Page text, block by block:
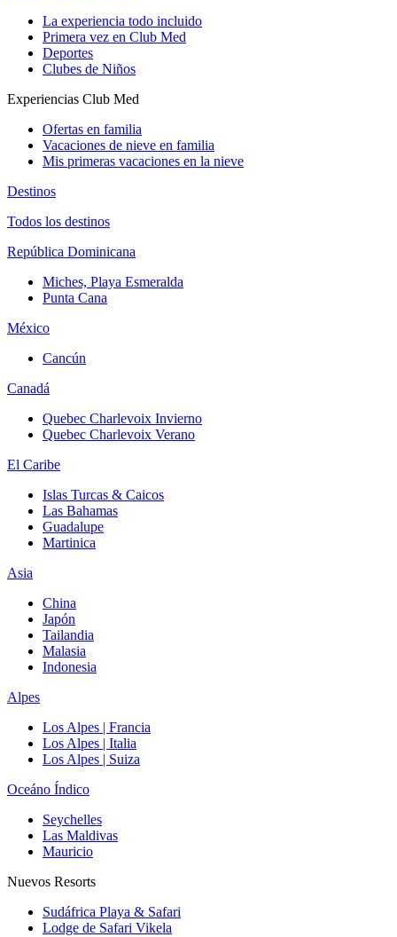
La experiencia todo incluido
Primera vez en Club Med
Deportes
Clubes de Niños
Experiencias Club Med
Ofertas en familia
Vacaciones de nieve en familia
Mis primeras vacaciones en la nieve
Destinos
Todos los destinos
República Dominicana
Miches, Playa Esmeralda
Punta Cana
México
Cancún
Canadá
Quebec Charlevoix Invierno
Quebec Charlevoix Verano
El Caribe
Islas Turcas & Caicos
Las Bahamas
Guadalupe
Martinica
Asia
China
Japón
Tailandia
Malasia
Indonesia
Alpes
Los Alpes | Francia
Los Alpes | Italia
Los Alpes | Suiza
Oceáno Índico
Seychelles
Las Maldivas
Mauricio
Nuevos Resorts
Sudáfrica Playa & Safari
Lodge de Safari Vikela